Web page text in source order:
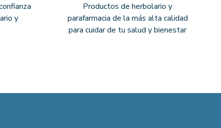
y
Productos de herbolario y
parafarmacia de la más alta calidad
para cuidar de tu salud y bienestar